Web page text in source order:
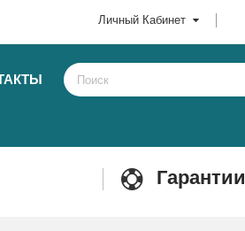
Личный Кабинет
Гарантии